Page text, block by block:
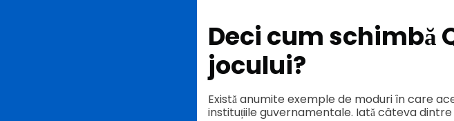
Deci cum schimbă
jocului?
Există anumite exemple de moduri în care
instituțiile guvernamentale. Iată câteva dintre